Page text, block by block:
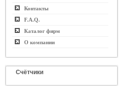
Контакты
F.A.Q.
Каталог фирм
О компании
Счётчики